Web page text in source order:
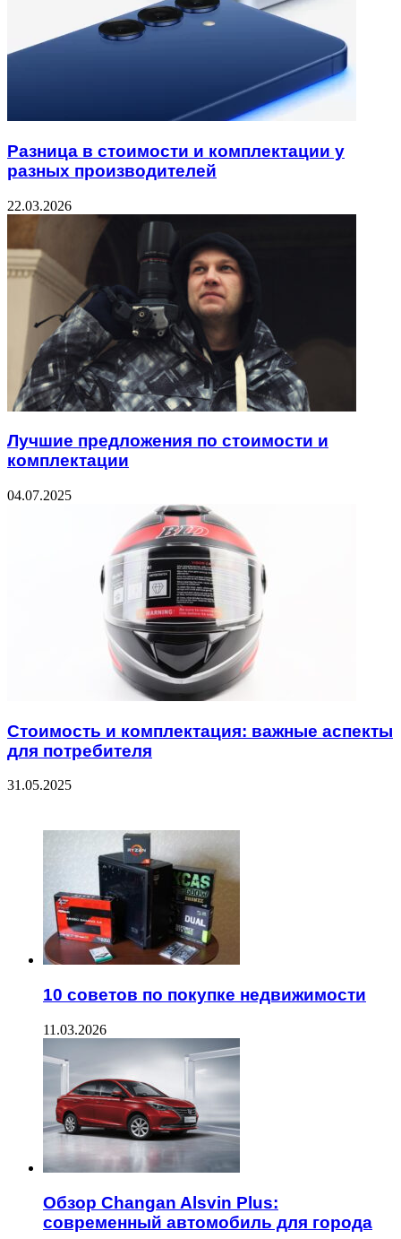
Разница в стоимости и комплектации у
разных производителей
22.03.2026
Лучшие предложения по стоимости и
комплектации
04.07.2025
Стоимость и комплектация: важные аспекты
для потребителя
31.05.2025
10 советов по покупке недвижимости
11.03.2026
Обзор Changan Alsvin Plus:
современный автомобиль для города